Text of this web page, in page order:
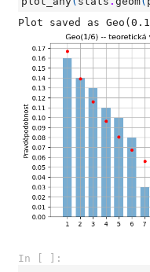
In [ ]: